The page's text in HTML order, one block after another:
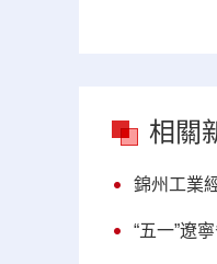
相關
錦州工業
“五一”遼